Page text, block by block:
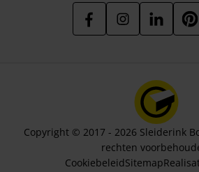
Copyright © 2017 - 2026 Sleiderink
rechten
CookiebeleidSitemap